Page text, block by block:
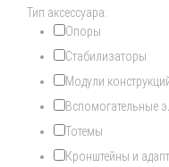
Тип аксессуара:
Опоры
Стабилизаторы
Модули
Вспомогательные
Тотемы
Кронштейны и